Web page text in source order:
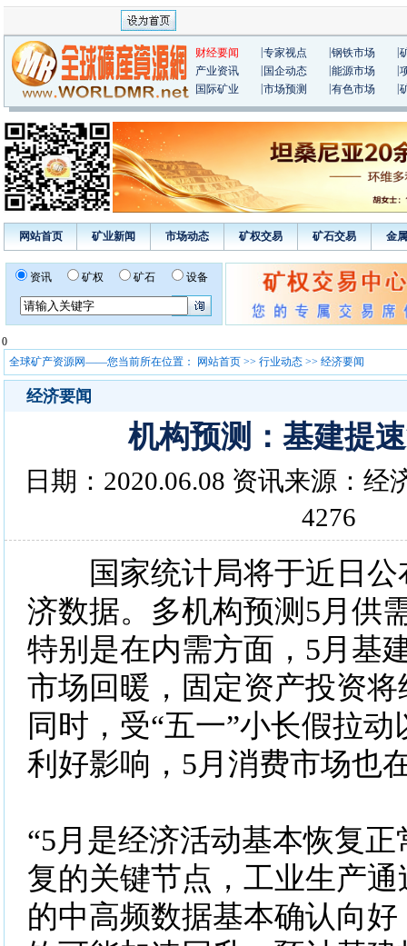
财经要闻 专家视点 钢铁市场
产业资讯
国企动态 能源市场
国际矿业
市场预测 有色市场
网站首页 矿业新闻 市场动态 矿权交易 矿石交易 金
资讯 矿权 矿石 设备
0
全球矿产资源网——您当前所在位置：
网站首页 >> 行业动态 >> 经济要闻
经济要闻
机构预测：基建提
日期：2020.06.08 资讯来源：经
4276
国家统计局将于近日公
济数据。多机构预测5月供
特别是在内需方面，5月基
市场回暖，固定资产投资
同时，受“五一”小长假拉
利好影响，5月消费市场也
“5月是经济活动基本恢复
复的关键节点，工业生产
的中高频数据基本确认向